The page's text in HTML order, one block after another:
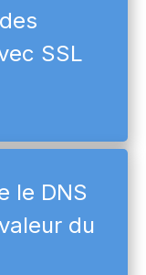
SSL
le DNS
du